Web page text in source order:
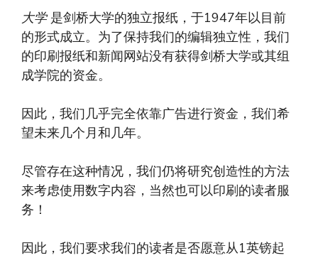
大学是剑桥大学的独立报纸，于1947年以目前
的形式成立。为了保持我们的编辑独立性，我们
的印刷报纸和新闻网站没有获得剑桥大学或其组
成学院的资金。
因此，我们几乎完全依靠广告进行资金，我们希
望未来几个月和几年。
尽管存在这种情况，我们仍将研究创造性的方法
来考虑使用数字内容，当然也可以印刷的读者服
务！
因此，我们要求我们的读者是否愿意从1英镑起